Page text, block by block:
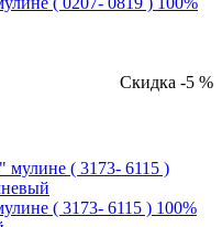
Скидка -5 %
( 3173- 6115 ) 100%